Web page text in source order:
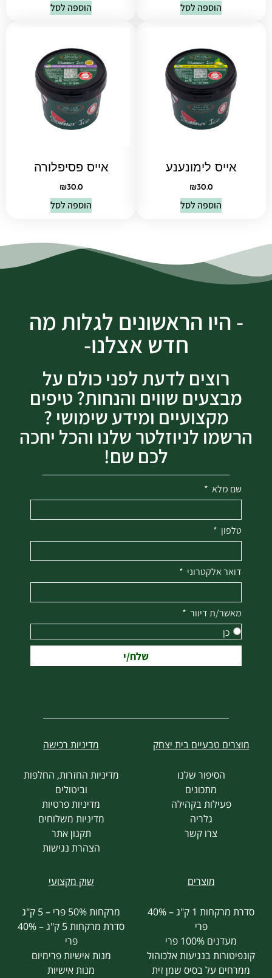
הוספה לסל הוספה לסל
אייס לימונענע
₪30.0
הוספה לסל
אייס פסיפלורה
₪30.0
הוספה לסל
- היו הראשונים לגלות מה
חדש אצלנו-
רוצים לדעת לפני כולם על
מבצעים שווים והנחות? טיפים
מקצועיים ומידע שימושי ?
הרשמו לניוזלטר שלנו והכל יחכה
לכם שם!
שם מלא
טלפון
דואר אלקטרוני
מאשר/ת דיוור
כן
שלח/י
מוצרים טבעיים בית יצחק
הסיפור שלנו
מתכונים
פעילות בקהילה
גלריה
צרו קשר
מדיניות רכישה
מדיניות החזרות, החלפות
וביטולים
מדיניות פרטיות
מדיניות משלוחים
תקנון אתר
הצהרת נגישות
מוצרים
סדרת מרקחות 1 ק"ג – 40%
פרי
מעדנים 100% פרי
קונפיטורות בנגיעות אלכוהול
ממרחים על בסיס שמן זית
שוק מקצועי
מרקחות 50% פרי – 5 ק"ג
סדרת מרקחות 5 ק"ג – 40%
פרי
מנות אישיות פרימיום
מנות אישיות